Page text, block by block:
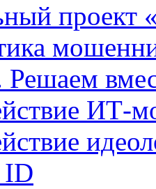
проект
Решаем
ИТ-